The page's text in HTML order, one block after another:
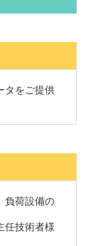
タをご提供
負荷設備の
任技術者様